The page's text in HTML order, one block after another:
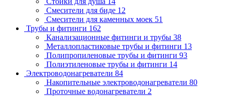
Смесители для биде 12
Смесители для каменных моек 51
Трубы и фитинги 162
Канализационные фитинги и трубы 38
Металлопластиковые трубы и фитинги 13
Полипропиленовые трубы и фитинги 93
Полиэтиленовые трубы и фитинги 14
Электроводонагреватели 84
Накопительные электроводонагреватели 80
Проточные водонагреватели 2